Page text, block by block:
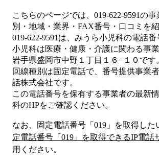
こちらのページでは、 019-622-9591の事
別・地域・業界・FAX番号・口コミを
019-622-9591 は、 みうら小児科の電話番
小児科は医療・健康・介護に関わる事
岩手県盛岡市中野１丁目１６−１０ です
回線種別は固定電話で、番号提供事業
話株式会社です。
この電話番号を保有する事業者の最新
科のHPをご確認ください。
なお、固定電話番号「 019 」を取得した
定電話番号「 019 」を取得できるIP電話
用ください。